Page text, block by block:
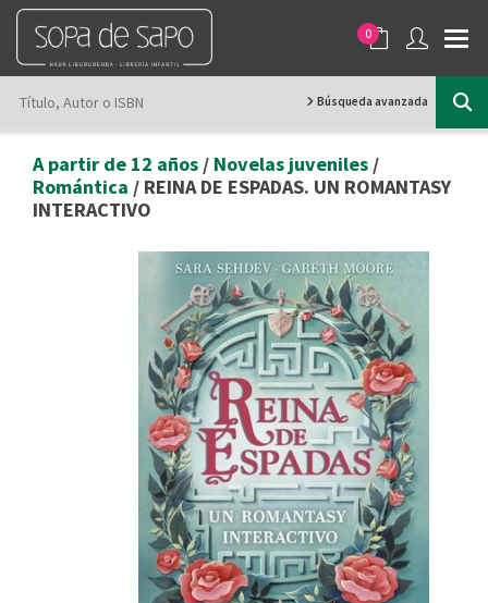
0
Búsqueda avanzada
A partir de 12 años / Novelas juveniles /
Romántica / REINA DE ESPADAS. UN ROMANTASY
INTERACTIVO